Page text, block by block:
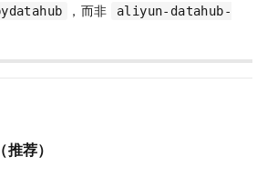
，而非
aliyun-datahub-
荐）